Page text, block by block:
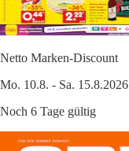
Netto Marken-Discount
Mo. 10.8. - Sa. 15.8.2026
Noch 6 Tage gültig